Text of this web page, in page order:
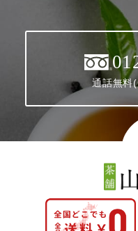
通話無料